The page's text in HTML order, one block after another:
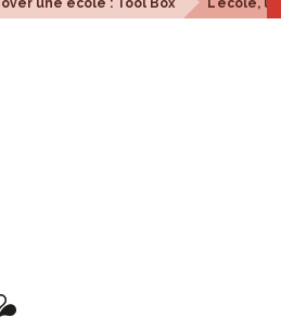
une école : Tool Box L'école,